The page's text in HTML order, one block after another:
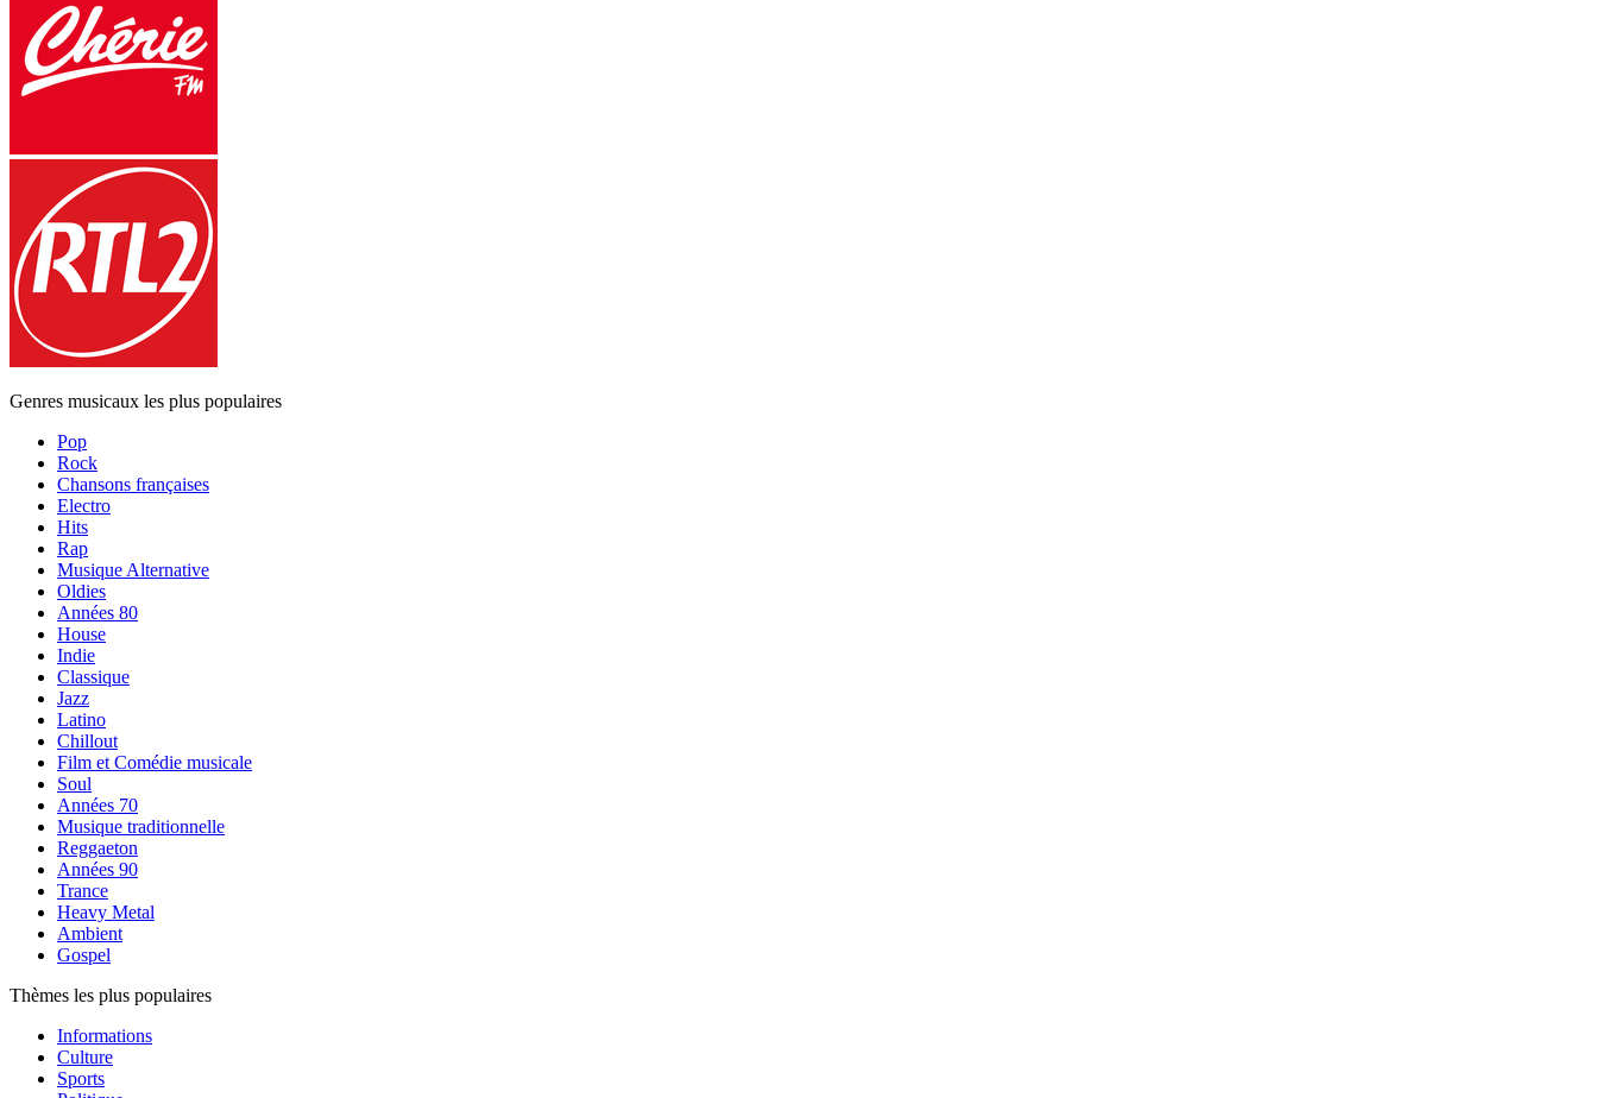
Genres musicaux les plus populaires
Pop
Rock
Chansons françaises
Electro
Hits
Rap
Musique Alternative
Oldies
Années 80
House
Indie
Classique
Jazz
Latino
Chillout
Film et Comédie musicale
Soul
Années 70
Musique traditionnelle
Reggaeton
Années 90
Trance
Heavy Metal
Ambient
Gospel
Thèmes les plus populaires
Informations
Culture
Sports